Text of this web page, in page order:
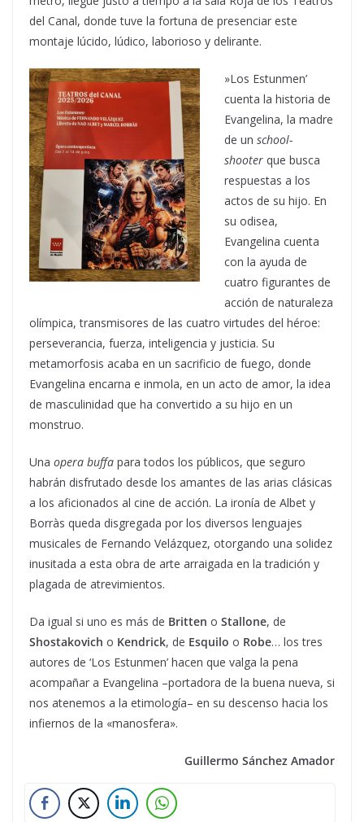
del Canal, donde tuve la fortuna de presenciar este
montaje lúcido, lúdico, laborioso y delirante.
»Los Estunmen’
cuenta la historia de
Evangelina, la madre
de un school-
shooter que busca
respuestas a los
actos de su hijo. En
su odisea,
Evangelina cuenta
con la ayuda de
cuatro figurantes de
acción de naturaleza
olímpica, transmisores de las cuatro virtudes del héroe:
perseverancia, fuerza, inteligencia y justicia. Su
metamorfosis acaba en un sacrificio de fuego, donde
Evangelina encarna e inmola, en un acto de amor, la idea
de masculinidad que ha convertido a su hijo en un
monstruo.
Una opera buffa para todos los públicos, que seguro
habrán disfrutado desde los amantes de las arias clásicas
a los aficionados al cine de acción. La ironía de Albet y
Borràs queda disgregada por los diversos lenguajes
musicales de Fernando Velázquez, otorgando una solidez
inusitada a esta obra de arte arraigada en la tradición y
plagada de atrevimientos.
Da igual si uno es más de Britten o Stallone, de
Shostakovich o Kendrick, de Esquilo o Robe… los tres
autores de ‘Los Estunmen’ hacen que valga la pena
acompañar a Evangelina –portadora de la buena nueva, si
nos atenemos a la etimología– en su descenso hacia los
infiernos de la «manosfera».
Guillermo Sánchez Amador